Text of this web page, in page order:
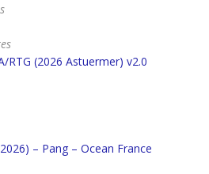
RTG (2026 Astuermer) v2.0
– Pang – Ocean France